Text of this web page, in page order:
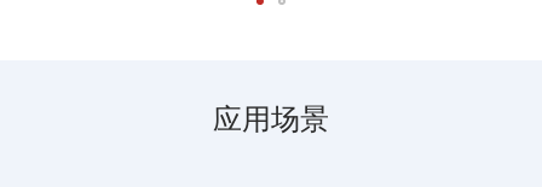
应用场景